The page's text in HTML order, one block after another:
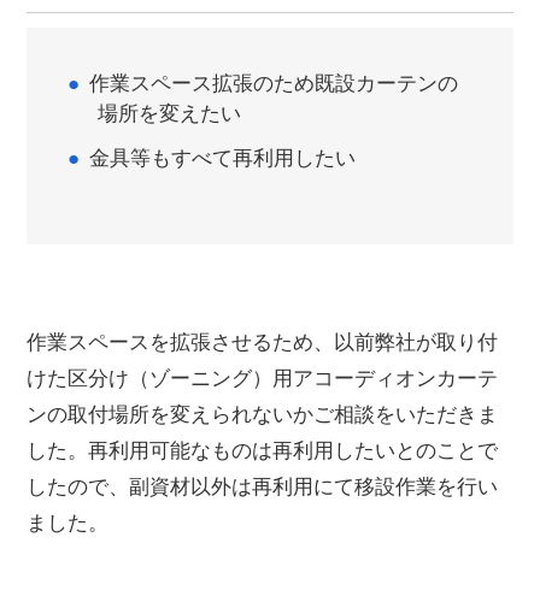
作業スペース拡張のため既設カーテンの
場所を変えたい
金具等もすべて再利用したい
作業スペースを拡張させるため、以前弊社が取り付
けた区分け（ゾーニング）用アコーディオンカーテ
ンの取付場所を変えられないかご相談をいただきま
した。再利用可能なものは再利用したいとのことで
したので、副資材以外は再利用にて移設作業を行い
ました。